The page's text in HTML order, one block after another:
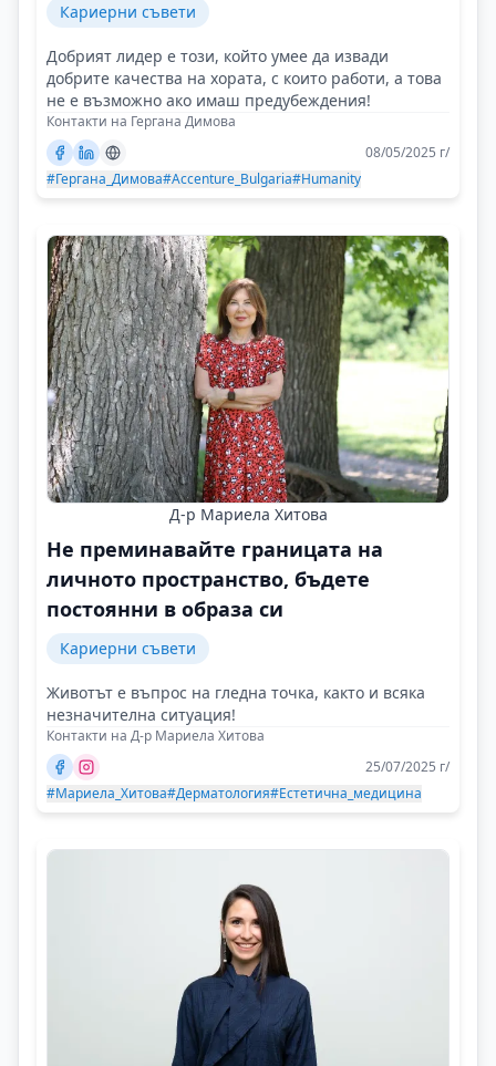
Кариерни съвети
Добрият лидер е този, който умее да извади
добрите качества на хората, с които работи, а това
не е възможно ако имаш предубеждения!
Контакти на Гергана Димова
08/05/2025 г/
#Гергана_Димова#Accenture_Bulgaria#Humanity
Д-р Мариела Хитова
Не преминавайте границата на
личното пространство, бъдете
постоянни в образа си
Кариерни съвети
Животът е въпрос на гледна точка, както и всяка
незначителна ситуация!
Контакти на Д-р Мариела Хитова
25/07/2025 г/
#Мариела_Хитова#Дерматология#Естетична_медицина